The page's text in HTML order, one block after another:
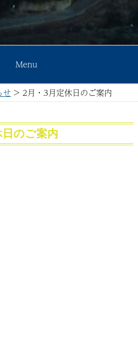
Menu
せ > 2月・3月定休日のご案内
日のご案内